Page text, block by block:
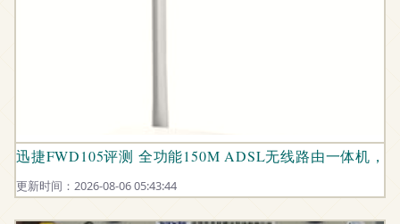
迅捷FWD105评测 全功能150M ADSL无线路由一体机，
更新时间：2026-08-06 05:43:44